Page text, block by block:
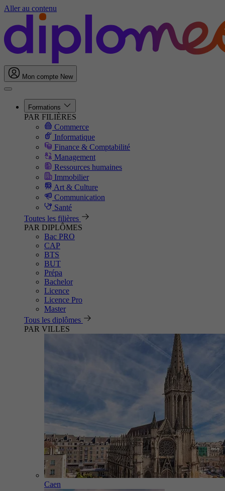
Aller au contenu
Mon compte New
Formations
PAR FILIÈRES
Commerce
Informatique
Finance & Comptabilité
Management
Ressources humaines
Immobilier
Art & Culture
Communication
Santé
Toutes les filières
PAR DIPLÔMES
Bac PRO
CAP
BTS
BUT
Prépa
Bachelor
Licence
Licence Pro
Master
Tous les diplômes
PAR VILLES
Caen